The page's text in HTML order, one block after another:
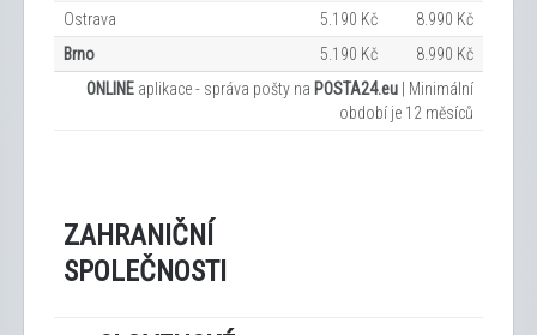
Ostrava 5.190 Kč
8.990 Kč
Brno
5.190 Kč
8.990 Kč
ONLINE aplikace - správa pošty na POSTA24.eu
Minimální
období je 12 měsíců
ZAHRANIČNÍ
SPOLEČNOSTI